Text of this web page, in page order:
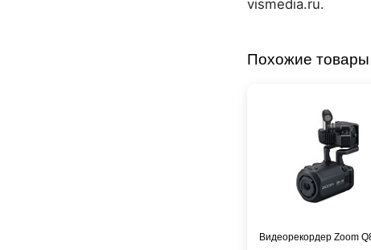
vismedia.ru.
Похожие товары
Видеорекордер Zoom